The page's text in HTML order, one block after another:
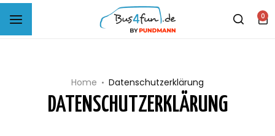
0
Home Datenschutzerklärung
DATENSCHUTZERKLÄRUNG
B4F Musterprobe Sparfilz
B4F Selbstklebendes Filz